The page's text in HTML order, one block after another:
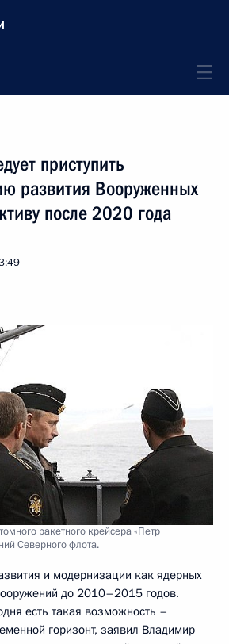
приступить
развития Вооруженных
после 2020 года
ракетного крейсера «Петр
Северного флота.
и модернизации как ядерных
до 2010–2015 годов.
есть такая возможность –
горизонт, заявил Владимир